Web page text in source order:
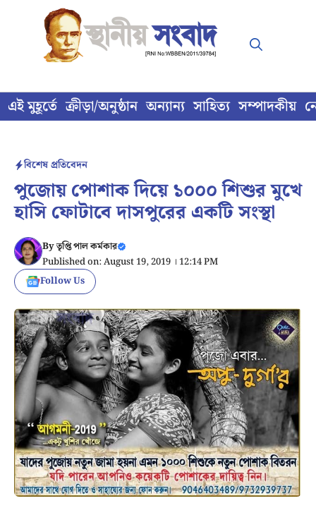
content
এই মুহূর্তে ক্রীড়া/অনুষ্ঠান অন্যান্য সাহিত্য সম্পাদকীয়
বিশেষ প্রতিবেদন
পুজোয় পোশাক দিয়ে ১০০০ শিশুর মুখে
হাসি ফোটাবে দাসপুরের একটি সংস্থা
Byতৃপ্তি পাল কর্মকার
Published on: August 19, 2019 । 12:14 PM
Follow Us